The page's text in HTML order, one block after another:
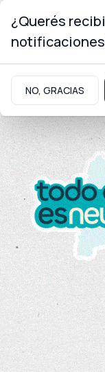
Educación
Firma de
Educación
acercan a
¿Querés
NO, GRACIAS